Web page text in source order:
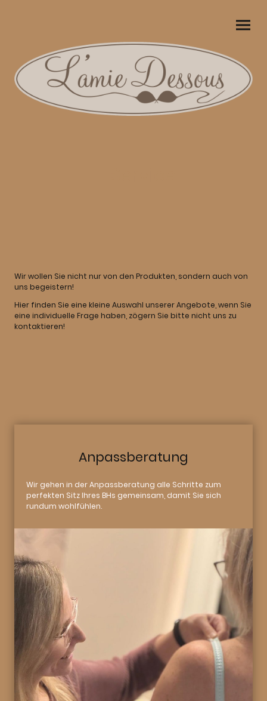
Wir wollen Sie nicht nur von den Produkten, sondern auch von
uns begeistern!
Hier finden Sie eine kleine Auswahl unserer Angebote, wenn Sie
eine individuelle Frage haben, zögern Sie bitte nicht uns zu
kontaktieren!
Anpassberatung
Wir gehen in der Anpassberatung alle Schritte zum
perfekten Sitz Ihres BHs gemeinsam, damit Sie sich
rundum wohlfühlen.